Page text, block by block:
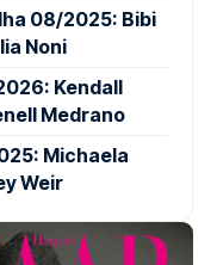
08/2025: Bibi
Noni
Kendall
Medrano
Michaela
Weir